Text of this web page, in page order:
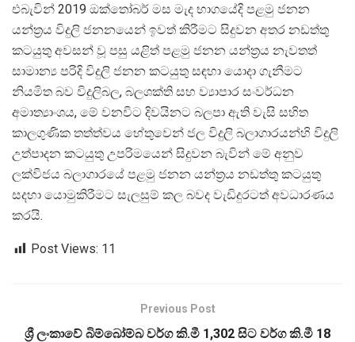
එබැවින් 2019 ඔක්තෝබර් මස මැද භාගයේදි පළමු ජනන
යන්ත්‍රය විදුලි ජනනයෙන් ඉවත් කිරීමට සිදුවන අතර නඩත්තු
කටයුතු අවසන් වූ පසු යළිත් පළමු ජනන යන්ත්‍රය නැවතත්
සාමාන්‍ය පරිදි විදුලි ජනන කටයුතු සඳහා යොදා ගැනීමට
නියමිත බව විදුලිබල, බලශක්ති සහ ව්‍යාපාර සංවර්ධන
අමාත්‍යාංශය, මේ වනවිට දිවයිනට බලපා ඇති වැසි සහිත
කාලගුණික තත්ත්වය හේතුවෙන් ජල විදුලි බලාගාරයන්හි විදුලි
උත්පාදන කටයුතු උපරිමයෙන් සිදුවන බැවින් මේ අනුව
ලක්විජය බලාගාරයේ පළමු ජනන යන්ත්‍රය නඩත්තු කටයුතු
සදහා යොමුකිරීමට සැලසුම් කල බවද වැඩිදුරටත් අවධාරණය
කරයි.
Post Views: 11
Previous Post
ශ්‍රී ලංකාවේ බිම්බෝම්බ වර්ග කි.මී 1,302 සිට වර්ග කි.මී 18